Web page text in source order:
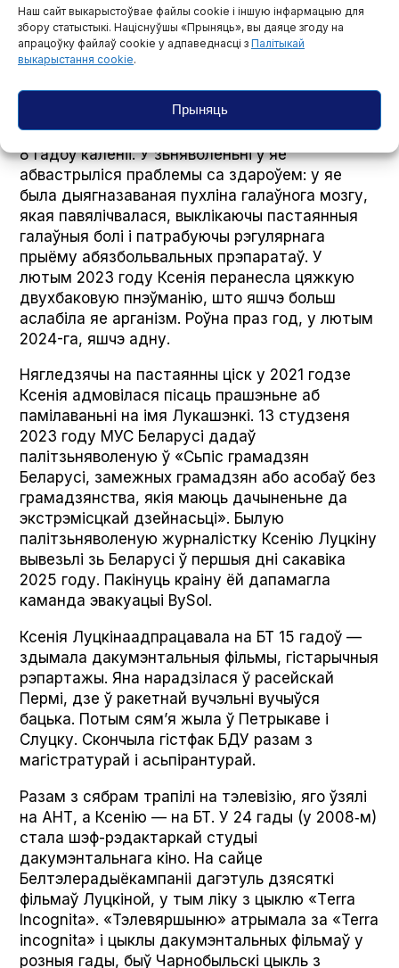
Наш сайт выкарыстоўвае файлы cookie і іншую інфармацыю для
збору статыстыкі. Націснуўшы «Прыняць», вы даяце згоду на
апрацоўку файлаў cookie у адпаведнасці з Палітыкай
выкарыстання cookie.
Прыняць
Каардынацыйнай рады.
Першапачаткова ёй выставілі абвінавачаньне
ва ўхіленьні ад аплаты падаткаў, але пазьней
абвінавачаньне перакваліфікавалі на «змову з
мэтай захопу дзяржаўнай улады». 28
верасьня 2022 году Ксенію Луцкую асудзілі на
8 гадоў калёніі. У зьняволеньні ў яе
абвастрыліся праблемы са здароўем: у яе
была дыягназаваная пухліна галаўнога мозгу,
якая павялічвалася, выклікаючы пастаянныя
галаўныя болі і патрабуючы рэгулярнага
прыёму абязбольвальных прэпаратаў. У
лютым 2023 году Ксенія перанесла цяжкую
двухбаковую пнэўманію, што яшчэ больш
аслабіла яе арганізм. Роўна праз год, у лютым
2024-га, яшчэ адну.
Нягледзячы на пастаянны ціск у 2021 годзе
Ксенія адмовілася пісаць прашэньне аб
памілаваньні на імя Лукашэнкі. 13 студзеня
2023 году МУС Беларусі дадаў
палітзьняволеную ў «Сьпіс грамадзян
Беларусі, замежных грамадзян або асобаў без
грамадзянства, якія маюць дачыненьне да
экстрэмісцкай дзейнасьці». Былую
палітзьняволеную журналістку Ксенію Луцкіну
вывезьлі зь Беларусі ў першыя дні сакавіка
2025 году. Пакінуць краіну ёй дапамагла
каманда эвакуацыі BySol.
Ксенія Луцкінаадпрацавала на БТ 15 гадоў —
здымала дакумэнтальныя фільмы, гістарычныя
рэпартажы. Яна нарадзілася ў расейскай
Пермі, дзе ў ракетнай вучэльні вучыўся
бацька. Потым сям’я жыла ў Петрыкаве і
Слуцку. Скончыла гістфак БДУ разам з
магістратурай і асьпірантурай.
Разам з сябрам трапілі на тэлевізію, яго ўзялі
на АНТ, а Ксенію — на БТ. У 24 гады (у 2008‑м)
стала шэф-рэдактаркай студыі
дакумэнтальнага кіно. На сайце
Белтэлерадыёкампаніі дагэтуль дзясяткі
фільмаў Луцкіной, у тым ліку з цыклю «Тer­ra
Іncog­ni­ta». «Тэлевяршыню» атрымала за «Ter­ra
incog­ni­ta» і цыклы дакумэнтальных фільмаў у
розныя гады, быў Чарнобыльскі цыкль з